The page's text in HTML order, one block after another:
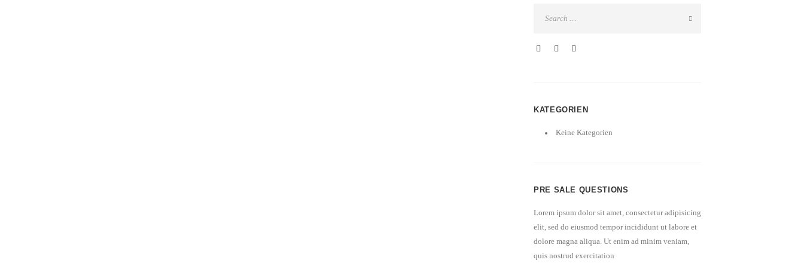
KATEGORIEN
Keine Kategorien
PRE SALE QUESTIONS
Lorem ipsum dolor sit amet, consectetur adipisicing
elit, sed do eiusmod tempor incididunt ut labore et
dolore magna aliqua. Ut enim ad minim veniam,
quis nostrud exercitation